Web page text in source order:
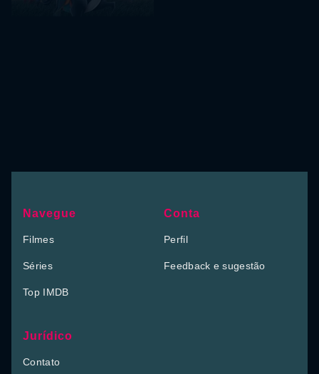
Navegue
Filmes
Séries
Top IMDB
Conta
Perfil
Feedback e sugestão
Jurídico
Contato